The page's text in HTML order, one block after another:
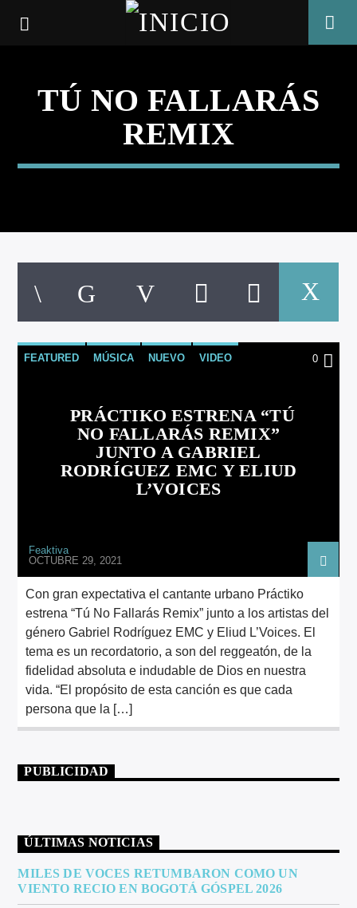
CANCIÓN ACTUAL
TÍTULO
TÚ NO FALLARÁS
REMIX
FEATURED MÚSICA NUEVO VIDEO 0
PRÁCTIKO ESTRENA “TÚ
NO FALLARÁS REMIX”
JUNTO A GABRIEL
RODRÍGUEZ EMC Y ELIUD
L’VOICES
Feaktiva
OCTUBRE 29, 2021
Con gran expectativa el cantante urbano Práctiko
estrena “Tú No Fallarás Remix” junto a los artistas del
género Gabriel Rodríguez EMC y Eliud L’Voices. El
tema es un recordatorio, a son del reggeatón, de la
fidelidad absoluta e indudable de Dios en nuestra
vida. “El propósito de esta canción es que cada
persona que la […]
PUBLICIDAD
ÚLTIMAS NOTICIAS
MILES DE VOCES RETUMBARON COMO UN
VIENTO RECIO EN BOGOTÁ GÓSPEL 2026